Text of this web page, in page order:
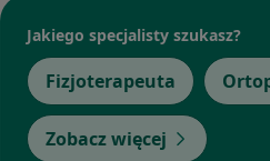
Jakiego specjalisty szukasz?
Fizjoterapeuta
Zobacz więcej